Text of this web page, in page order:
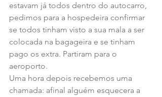
estavam já todos dentro do autocarro,
pedimos para a hospedeira confirmar
se todos tinham visto a sua mala a ser
colocada na bagageira e se tinham
pago os extra. Partiram para o
aeroporto.
Uma hora depois recebemos uma
chamada: afinal alguém esquecera a